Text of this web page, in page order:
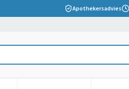
Apothekersadvies